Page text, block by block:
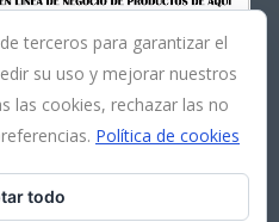
terceros para garantizar el
su uso y mejorar nuestros
las cookies, rechazar las no
Política de cookies
todo